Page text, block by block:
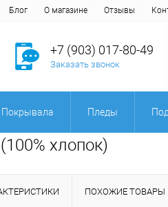
Блог О магазине Отзывы
+7 (903) 017-80-49
Заказать звонок
Покрывала Пледы
хлопок)
ПОХОЖИЕ ТОВАРЫ